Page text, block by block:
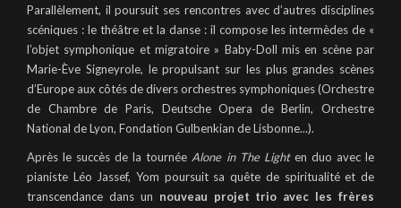
Parallèlement, il poursuit ses rencontres avec d’autres disciplines
scéniques : le théâtre et la danse : il compose les intermèdes de «
l’objet symphonique et migratoire » Baby-Doll mis en scène par
Marie-Ève Signeyrole, le propulsant sur les plus grandes scènes
d’Europe aux côtés de divers orchestres symphoniques (Orchestre
de Chambre de Paris, Deutsche Opera de Berlin, Orchestre
National de Lyon, Fondation Gulbenkian de Lisbonne...).
Après le succès de la tournée Alone in The Lighten duo avec le
pianiste Léo Jassef, Yom poursuit sa quête de spiritualité et de
transcendance dans un nouveau projet trio avec les frères